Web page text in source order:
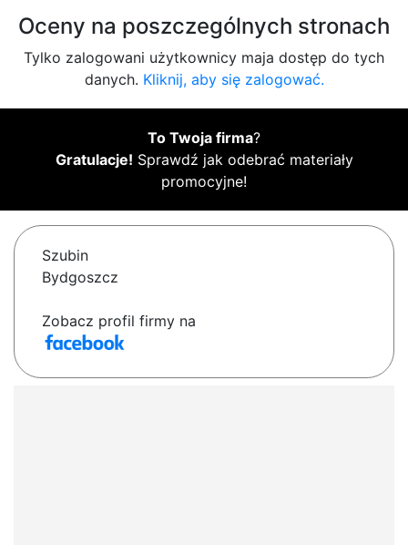
Oceny na poszczególnych stronach
Tylko zalogowani użytkownicy maja dostęp do tych
danych. Kliknij, aby się zalogować.
To Twoja firma?
Gratulacje! Sprawdź jak odebrać materiały
promocyjne!
Szubin
Bydgoszcz
Zobacz profil firmy na